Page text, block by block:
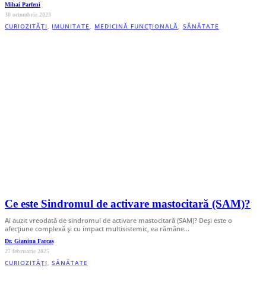
Mihai Parfeni
30 octombrie 2023
CURIOZITĂȚI IMUNITATE MEDICINĂ FUNCȚIONALĂ ,SĂNĂTATE
Ce este Sindromul de activare mastocitară (SAM)?
Ai auzit vreodată de sindromul de activare mastocitară (SAM)? Deși este o
afecțiune complexă și cu impact multisistemic, ea rămâne…
Dr. Gianina Farcaș
27 februarie 2025
CURIOZITĂȚI ,SĂNĂTATE